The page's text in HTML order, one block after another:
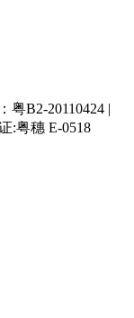
粤B2-20110424 |
:粤穗 E-0518